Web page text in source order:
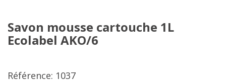
Savon mousse cartouche 1L
Ecolabel AKO/6
Référence: 1037